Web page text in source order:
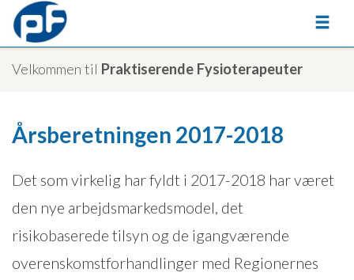
Velkommen til Praktiserende Fysioterapeuter
Årsberetningen 2017-2018
Det som virkelig har fyldt i 2017-2018 har været
den nye arbejdsmarkedsmodel, det
risikobaserede tilsyn og de igangværende
overenskomstforhandlinger med Regionernes